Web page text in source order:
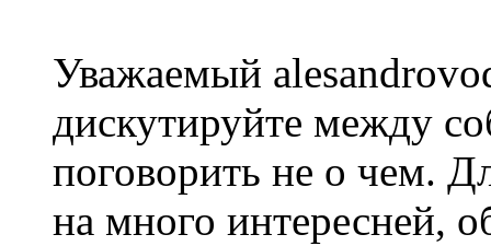
Уважаемый
дискутируйте между
поговорить не о чем.
на много интересней,